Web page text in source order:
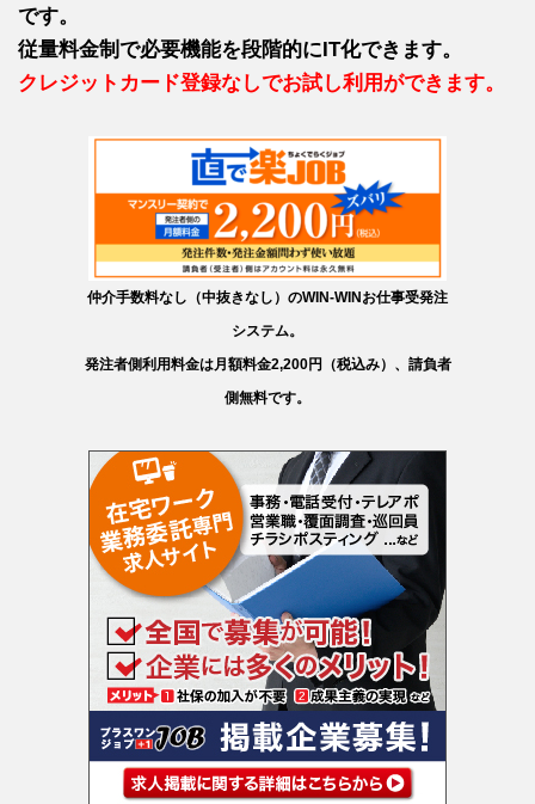
です。
従量料金制で必要機能を段階的にIT化できます。
クレジットカード登録なしでお試し利用ができます。
仲介手数料なし（中抜きなし）のWIN-WINお仕事受発注
システム。
発注者側利用料金は月額料金2,200円（税込み）、請負者
側無料です。